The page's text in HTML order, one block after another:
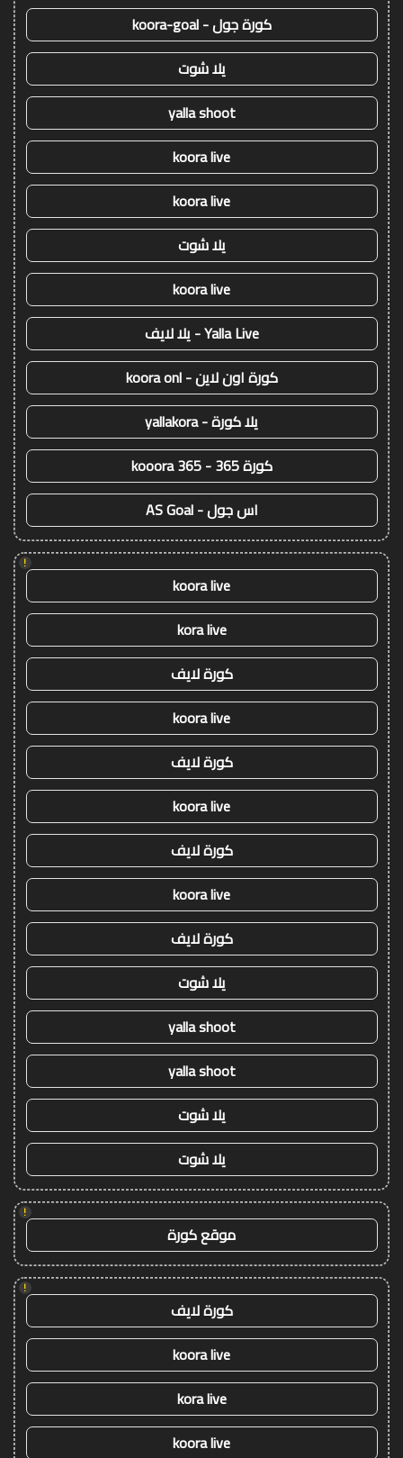
كورة جول - koora-goal
يلا شوت
yalla shoot
koora live
koora live
يلا شوت
koora live
Yalla Live - يلا لايف
كورة اون لاين - koora onl
يلا كورة - yallakora
كورة 365 - kooora 365
اس جول - AS Goal
!
koora live
kora live
كورة لايف
koora live
كورة لايف
koora live
كورة لايف
koora live
كورة لايف
يلا شوت
yalla shoot
yalla shoot
يلا شوت
يلا شوت
!
موقع كورة
!
كورة لايف
koora live
kora live
koora live